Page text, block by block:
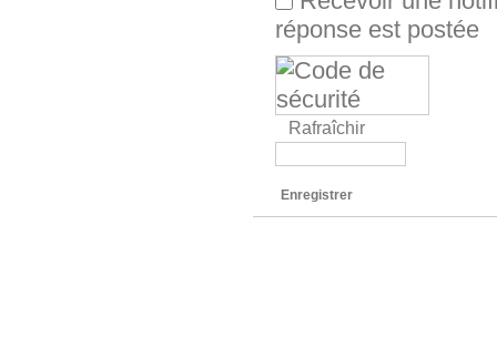
réponse est postée
Rafraîchir
Enregistrer